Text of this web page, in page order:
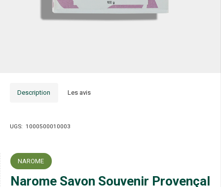
Description Les avis
UGS: 1000500010003
NAROME
Narome Savon Souvenir Provençal